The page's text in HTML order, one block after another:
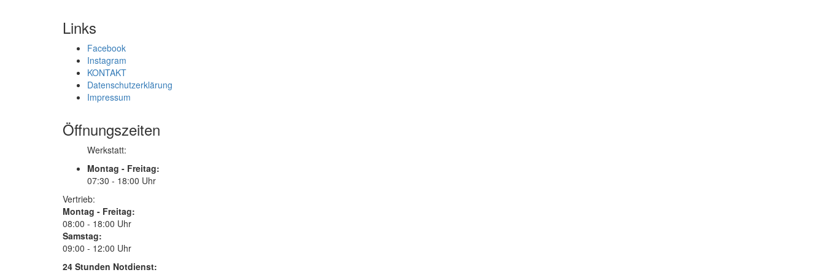
Links
Facebook
Instagram
KONTAKT
Datenschutzerklärung
Impressum
Öffnungszeiten
Werkstatt:
Montag - Freitag:
07:30 - 18:00 Uhr
Vertrieb:
Montag - Freitag:
08:00 - 18:00 Uhr
Samstag:
09:00 - 12:00 Uhr
24 Stunden Notdienst: